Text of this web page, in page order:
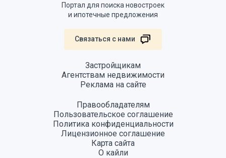
Портал для поиска новостроек
и ипотечные предложения
Связаться с нами
Застройщикам
Агентствам недвижимости
Реклама на сайте
Правообладателям
Пользовательское соглашение
Политика конфиденциальности
Лицензионное соглашение
Карта сайта
О кайли